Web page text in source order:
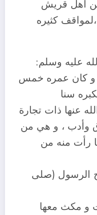
أهل قريش
كثيره
عليه وسلم:
و كان عمره خمس
سنا
عنها ذات تجارة
وأدب ، و هي من
رأت منه من
الرسول (صلى
و مكث معها